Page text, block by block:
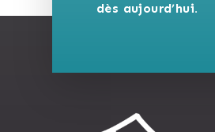
dès aujourd’hui.